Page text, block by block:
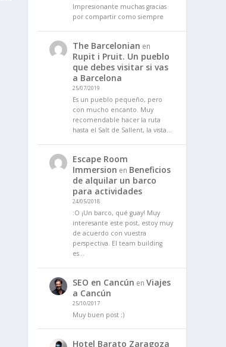
Impresionante muchas gracias
por compartir como siempre
The Barcelonian en
Rupit i Pruit. Un pueblo
que debes visitar si vas
a Barcelona
25/07/2019
Es un pueblo pequeño, pero
con mucho encanto. Muy
recomendable hacer la ruta
hasta el Salt de Sallent, la vista…
Escape Room
Immersion en Beneficios
de alquilar un barco
para actividades
24/05/2018
:O ¡Un barco, qué guay! Muy
interesante este post, estoy muy
de acuerdo con vuestra
perspectiva. El team building
es…
SEO en Cancún en Viajes
a Cancún
25/10/2017
Muy buen post ;)
Hotel Barato Zaragoza